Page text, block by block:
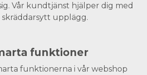
Vår kundtjänst hjälper dig med
upplägg.
funktioner
funktionerna i vår webshop